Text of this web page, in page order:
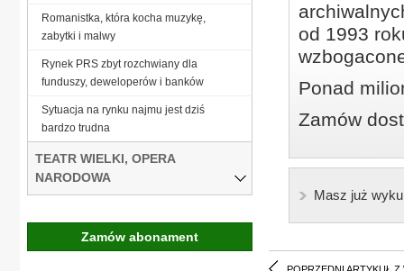
od 1993
Ponad
Zamów
Masz już
Romanistka, która kocha muzykę,
zabytki i malwy
Rynek PRS zbyt rozchwiany dla
funduszy, deweloperów i banków
Sytuacja na rynku najmu jest dziś
bardzo trudna
TEATR WIELKI, OPERA
NARODOWA
Zamów abonament